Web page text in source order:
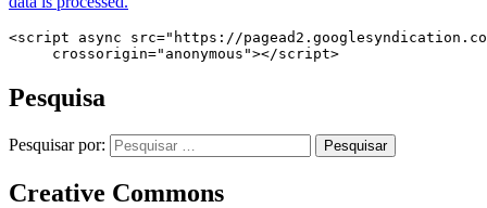
<script async src="https://
     crossorigin="anonymous"></script>
Pesquisa
Pesquisar por:
Creative Commons